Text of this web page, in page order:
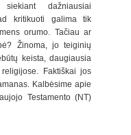
dažniausiai
kritikuoti galima tik
orumo. Tačiau ar
Žinoma, jo teiginių
keista, daugiausia
Faktiškai jos
Kalbėsime apie
Testamento (NT)